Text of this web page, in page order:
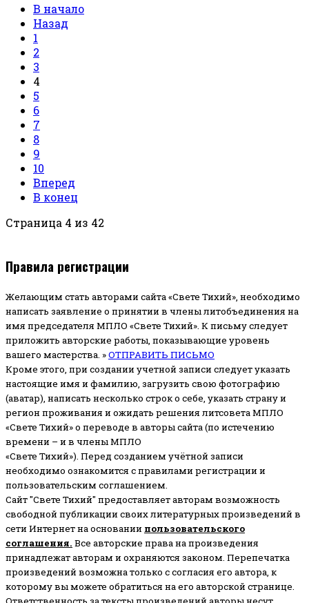
В начало
Назад
1
2
3
4
5
6
7
8
9
10
Вперед
В конец
Страница 4 из 42
Правила регистрации
Желающим стать авторами сайта «Свете Тихий», необходимо
написать заявление о принятии в члены литобъединения на
имя председателя МПЛО «Свете Тихий». К письму следует
приложить авторские работы, показывающие уровень
вашего мастерства. »ОТПРАВИТЬ ПИСЬМО
Кроме этого, при создании учетной записи следует указать
настоящие имя и фамилию, загрузить свою фотографию
(аватар), написать несколько строк о себе, указать страну и
регион проживания и ожидать решения литсовета МПЛО
«Свете Тихий» о переводе в авторы сайта (по истечению
времени – и в члены МПЛО
«Свете Тихий»). Перед созданием учётной записи
необходимо ознакомится с правилами регистрации и
пользовательским соглашением.
Сайт "Свете Тихий" предоставляет авторам возможность
свободной публикации своих литературных произведений в
сети Интернет на основании пользовательского
соглашения. Все авторские права на произведения
принадлежат авторам и охраняются законом. Перепечатка
произведений возможна только с согласия его автора, к
которому вы можете обратиться на его авторской странице.